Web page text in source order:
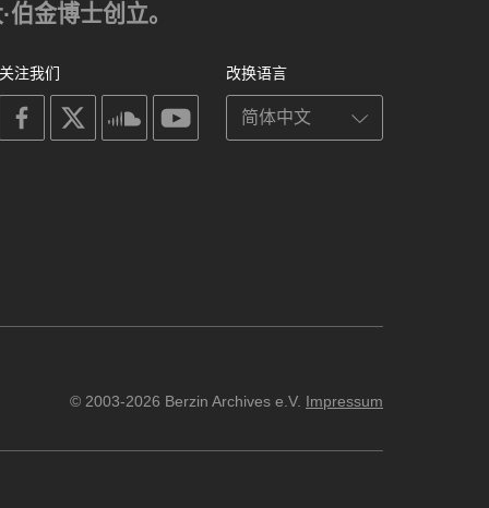
金博士创立。
改换语言
关注我们
on
facebook
soundcloudyoutube
© 2003-2026 Berzin Archives e.V. Impressum